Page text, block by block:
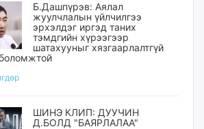
Б.Дашпүрэв: Аялал
жуулчлалын үйлчилгээ
эрхэлдэг иргэд таних
тэмдгийн хүрээгээр
шатахууныг хязгаарлалтгүй
ШИНЭ КЛИП: ДУУЧИН
Д.БОЛД "БАЯРЛАЛАА"